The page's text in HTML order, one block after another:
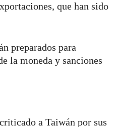
que han sido
preparados para
la moneda y sanciones
a Taiwán por sus